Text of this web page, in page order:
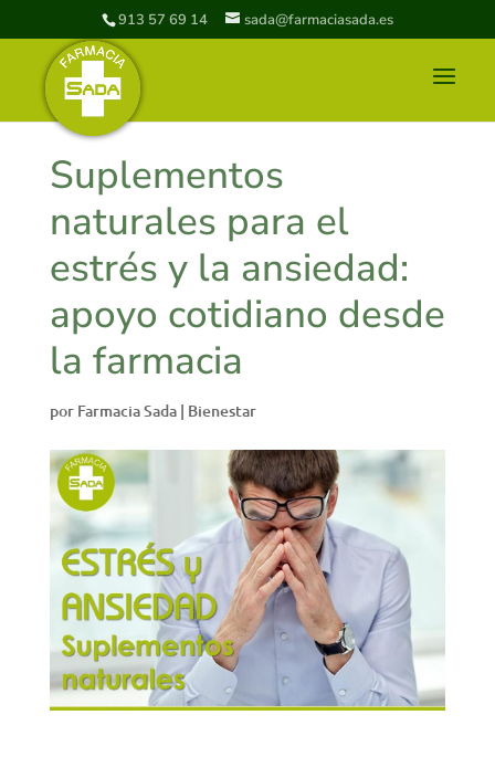
913 57 69 14 sada@farmaciasada.es
Suplementos
naturales para el
estrés y la ansiedad:
apoyo cotidiano desde
la farmacia
por Farmacia Sada| Bienestar